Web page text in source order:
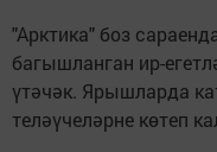
"Арктика" боз
багышланган ир-
үтәчәк. Ярышларда
теләүчеләрне көтеп